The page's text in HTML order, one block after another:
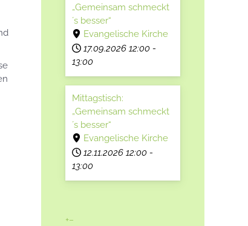
„Gemeinsam schmeckt
´s besser“
Evangelische Kirche
17.09.2026 12:00 -
13:00
Mittagstisch:
„Gemeinsam schmeckt
´s besser“
Evangelische Kirche
12.11.2026 12:00 -
13:00
+−